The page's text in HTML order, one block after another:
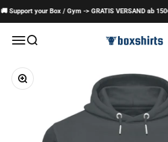
Zum Inhalt springen
Support your Box / Gym -> GRATIS VERSAND ab 150€!
Navigationsmenü öffnen
Suche öffnen boxshirts
Bild vergrößern